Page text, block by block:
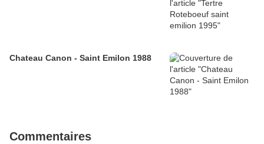
Chateau Canon - Saint Emilon 1988
Commentaires